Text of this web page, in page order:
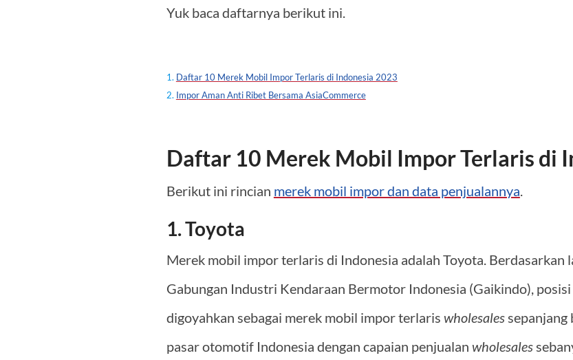
Yuk baca daftarnya berikut ini.
Daftar 10 Merek Mobil Impor Terlaris di Indonesia 2023
Impor Aman Anti Ribet Bersama AsiaCommerce
Daftar 10 Merek Mobil Impor Terlaris di
Berikut ini rincian merek mobil impor dan data penjualannya.
1. Toyota
Merek mobil impor terlaris di Indonesia adalah Toyota. Berdasarkan
Gabungan Industri Kendaraan Bermotor Indonesia (Gaikindo),
digoyahkan sebagai merek mobil impor terlaris wholesalessepanjang
pasar otomotif Indonesia dengan capaian penjualan wholesales